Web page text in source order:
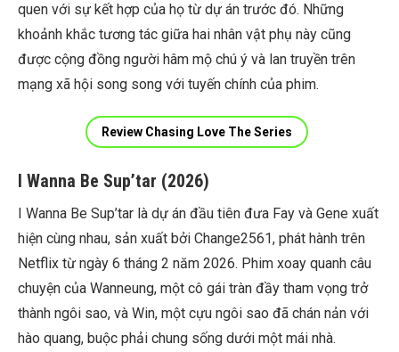
quen với sự kết hợp của họ từ dự án trước đó. Những
khoảnh khắc tương tác giữa hai nhân vật phụ này cũng
được cộng đồng người hâm mộ chú ý và lan truyền trên
mạng xã hội song song với tuyến chính của phim.
Review Chasing Love The Series
I Wanna Be Sup’tar (2026)
I Wanna Be Sup’tar là dự án đầu tiên đưa Fay và Gene xuất
hiện cùng nhau, sản xuất bởi Change2561, phát hành trên
Netflix từ ngày 6 tháng 2 năm 2026. Phim xoay quanh câu
chuyện của Wanneung, một cô gái tràn đầy tham vọng trở
thành ngôi sao, và Win, một cựu ngôi sao đã chán nản với
hào quang, buộc phải chung sống dưới một mái nhà.